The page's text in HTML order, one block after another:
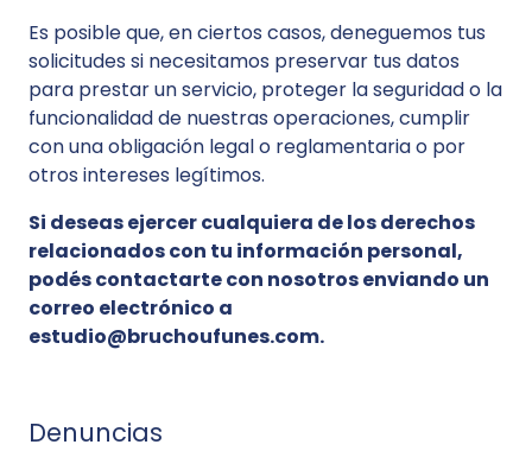
Es posible que, en ciertos casos, deneguemos tus
solicitudes si necesitamos preservar tus datos
para prestar un servicio, proteger la seguridad o la
funcionalidad de nuestras operaciones, cumplir
con una obligación legal o reglamentaria o por
otros intereses legítimos.
Si deseas ejercer cualquiera de los derechos
relacionados con tu información personal,
podés contactarte con nosotros enviando un
correo electrónico a
estudio@bruchoufunes.com.
Denuncias